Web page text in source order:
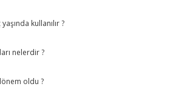
kullanılır ?
nelerdir ?
oldu ?